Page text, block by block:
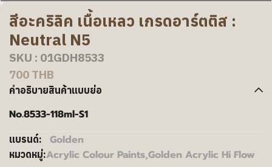
สีอะคริลิค เนื้อเหลว เกรดอาร์ตติส :
Neutral N5
SKU : 01GDH8533
700 THB
คำอธิบายสินค้าแบบย่อ
No.8533-118ml-S1
แบรนด์: Golden
หมวดหมู่:Acrylic Colour Paints,Golden Acrylic Hi Flow